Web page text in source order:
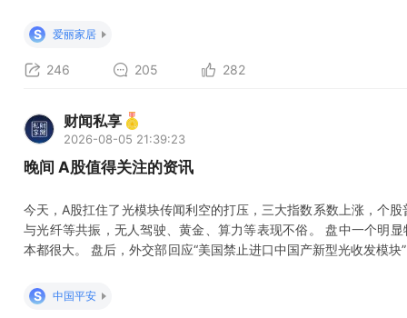
The Information报道，一家中国的公司已首次开始制造芯片生产中
S 爱丽家居
246 205 282
财闻私享
2026-08-05 21:39:23
晚间 A股值得关注的资讯
今天，A股扛住了光模块传闻利空的打压，三大指数系数上涨，个
与光纤等共振，无人驾驶、黄金、算力等表现不俗。 盘中一个明
本都很大。 盘后，外交部回应“美国禁止进口中国产新型光收发模
制措施： 暂停委托美机构开展CCC认证工厂检查； 立案调查搭载
规测试企业、6
S 中国平安